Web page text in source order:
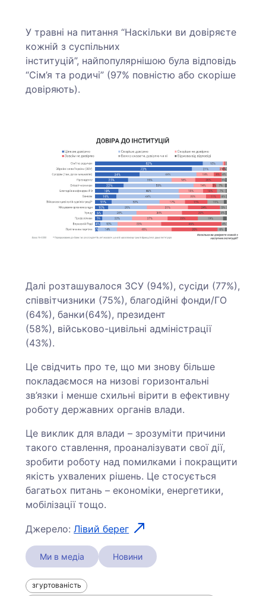
У травні на питання “Наскільки ви довіряєте
кожній з суспільних
інституцій”, найпопулярнішою була відповідь
“Сім’я та родичі” (97% повністю або скоріше
довіряють).
Далі розташувалося ЗСУ (94%), сусіди (77%),
співвітчизники (75%), благодійні фонди/ГО
(64%), банки(64%), президент
(58%), військово-цивільні адміністрації
(43%).
Це свідчить про те, що ми знову більше
покладаємося на низові горизонтальні
зв’язки і менше схильні вірити в ефективну
роботу державних органів влади.
Це виклик для влади – зрозуміти причини
такого ставлення, проаналізувати свої дії,
зробити роботу над помилками і покращити
якість ухвалених рішень. Це стосується
багатьох питань – економіки, енергетики,
мобілізації тощо.
Джерело:Лівий берег
Ми в медіа Новини
згуртованість